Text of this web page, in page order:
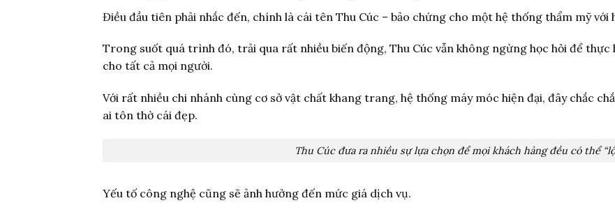
Điều đầu tiên phải nhắc đến, chính là cái tên Thu Cúc – bảo chứng cho một hệ thống thẩm mỹ với
Trong suốt quá trình đó, trải qua rất nhiều biến động, Thu Cúc vẫn không ngừng học hỏi để thực
cho tất cả mọi người.
Với rất nhiều chi nhánh cùng cơ sở vật chất khang trang, hệ thống máy móc hiện đại, đây chắc
ai tôn thờ cái đẹp.
Thu Cúc đưa ra nhiều sự lựa chọn để mọi khách hàng đều có thể
Yếu tố công nghệ cũng sẽ ảnh hưởng đến mức giá dịch vụ.